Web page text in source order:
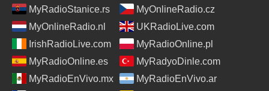
MyRadioStanice.rs
MyOnlineRadio.cz
MyOnlineRadio.nl
UKRadioLive.com
IrishRadioLive.com
MyRadioOnline.pl
MyRadioOnline.es
MyRadyoDinle.com
MyRadioEnVivo.mx
MyRadioEnVivo.ar